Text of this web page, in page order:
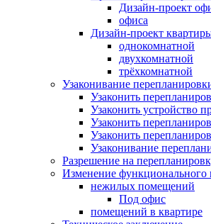
Дизайн-проект
офиса
Дизайн-проект
однокомнатной
двухкомнатной
трёхкомнатной
Узаконивание
Узаконить
Узаконить устройство
Узаконить
Узаконить
Узаконивание
Разрешение на
Изменение функционального
нежилых помещений
Под офис
помещений в квартире